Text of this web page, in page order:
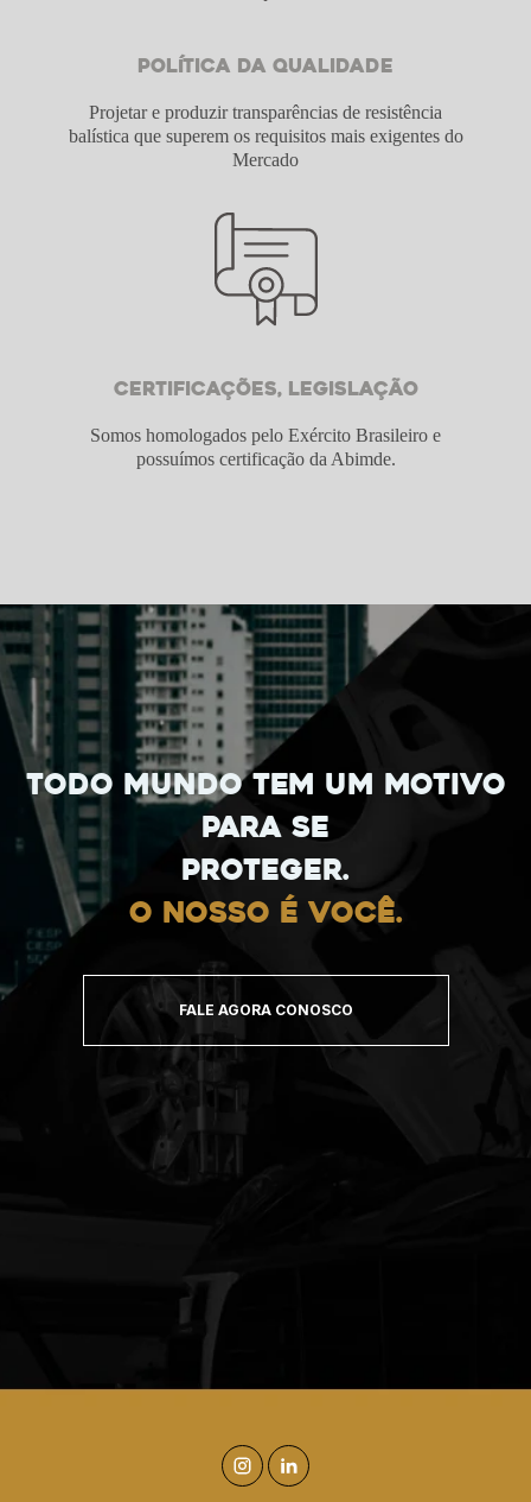
Política da Qualidade
Projetar e produzir transparências de resistência
balística que superem os requisitos mais exigentes do
Mercado
Certificações, Legislação
Somos homologados pelo Exército Brasileiro e
possuímos certificação da Abimde.
Todo mundo tem um motivo
para se
proteger.
O nosso é você.
FALE AGORA CONOSCO